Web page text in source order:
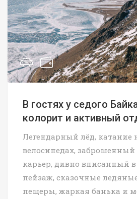
В гостях у седого
колорит и активный
Легендарный лёд, катание
велосипедах,
карьер, дивно вписанный
пейзаж, сказочные
пещеры, жаркая банька и